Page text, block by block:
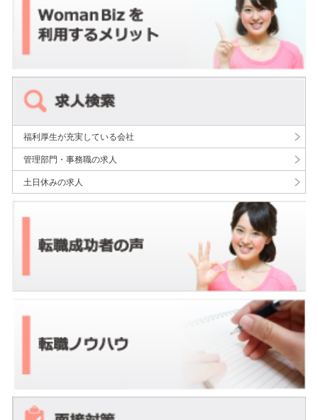
福利厚生が充実している会社
管理部門・事務職の求人
土日休みの求人